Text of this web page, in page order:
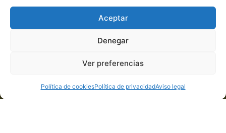
Aceptar
Denegar
Ver preferencias
Política de cookiesPolítica de privacidadAviso legal
Camiño Riazón 3
32970 Seixalbo – Ourense
Teléfono: 609 176 246